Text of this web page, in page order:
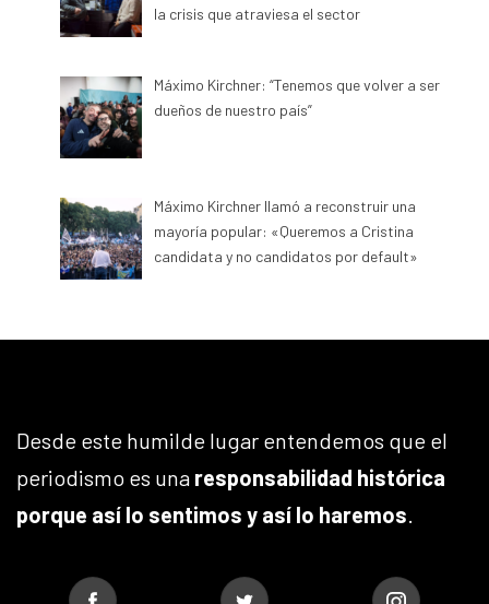
la crisis que atraviesa el sector
Máximo Kirchner: “Tenemos que volver a ser
dueños de nuestro país”
Máximo Kirchner llamó a reconstruir una
mayoría popular: «Queremos a Cristina
candidata y no candidatos por default»
Desde este humilde lugar entendemos que el
periodismo es una responsabilidad histórica
porque así lo sentimos y así lo haremos.